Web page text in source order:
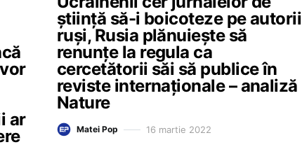
ar
știință să-i boicoteze pe autorii
ruși, Rusia plănuiește să
renunțe la regula ca
cercetătorii săi să publice în
reviste internaționale – analiză
Nature
Matei Pop 16 martie 2022